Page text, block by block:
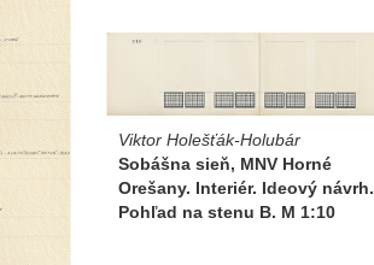
Viktor Holešťák-Holubár
Sobášna sieň, MNV Horné
Orešany. Interiér. Ideový návrh.
Pohľad na stenu B. M 1:10